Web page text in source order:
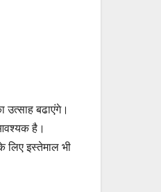
बढाएंगे।
है।
इस्तेमाल भी